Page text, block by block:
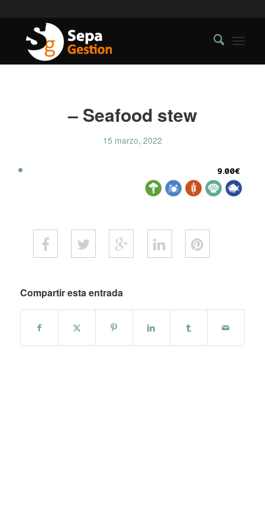
– Seafood stew
15 marzo, 2022
9.00€
Compartir esta entrada